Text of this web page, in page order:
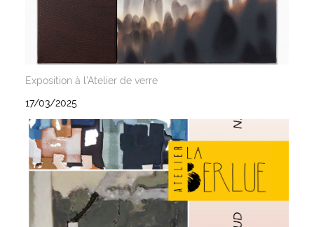
Exposition à l'Atelier de verre
17/03/2025